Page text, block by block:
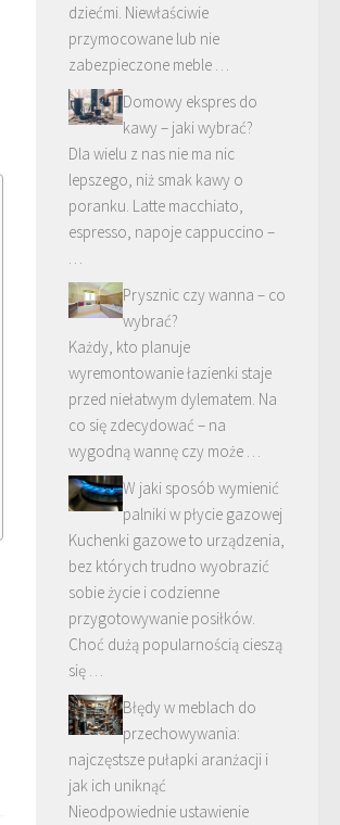
dziećmi. Niewłaściwie
przymocowane lub nie
zabezpieczone meble …
Domowy ekspres do
kawy – jaki wybrać?
Dla wielu z nas nie ma nic
lepszego, niż smak kawy o
poranku. Latte macchiato,
espresso, napoje cappuccino –
…
Prysznic czy wanna – co
wybrać?
Każdy, kto planuje
wyremontowanie łazienki staje
przed niełatwym dylematem. Na
co się zdecydować – na
wygodną wannę czy może …
W jaki sposób wymienić
palniki w płycie gazowej
Kuchenki gazowe to urządzenia,
bez których trudno wyobrazić
sobie życie i codzienne
przygotowywanie posiłków.
Choć dużą popularnością cieszą
się …
Błędy w meblach do
przechowywania:
najczęstsze pułapki aranżacji i
jak ich uniknąć
Nieodpowiednie ustawienie